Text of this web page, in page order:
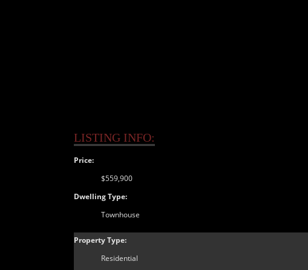
LISTING INFO:
Price:
$559,900
Dwelling Type:
Townhouse
Property Type:
Residential